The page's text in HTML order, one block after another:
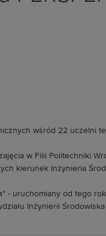
wśród 22 uczelni
w Filii Politechniki
kierunek Inżynieria
" - uruchomiany od tego
Inżynierii